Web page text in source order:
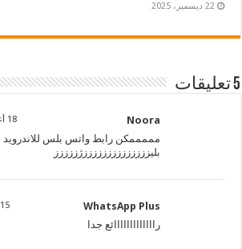
22 ديسمبر، 2025
5 تعليقات
Noora 18 أغسطس، 2017 في 5:24 ص
مممممكن رابط واتس بلس للاندرويد
بليززززززززززززززژززززز
WhatsApp Plus 15 ديسمبر، 2016 في 12:55 م
رااااااااااااائع جدا